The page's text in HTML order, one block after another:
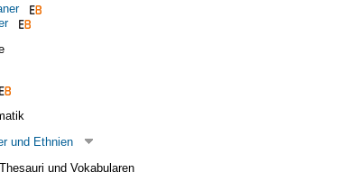
und Ethnien
und Vokabularen